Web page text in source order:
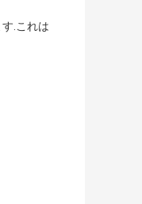
.これは